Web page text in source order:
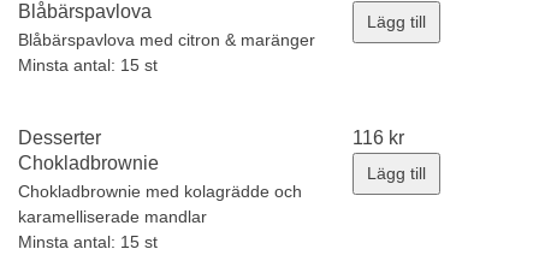
Blåbärspavlova
Blåbärspavlova med citron & maränger
Minsta antal: 15 st
Lägg till
Desserter
Chokladbrownie
Chokladbrownie med kolagrädde och
karamelliserade mandlar
Minsta antal: 15 st
116 kr
Lägg till